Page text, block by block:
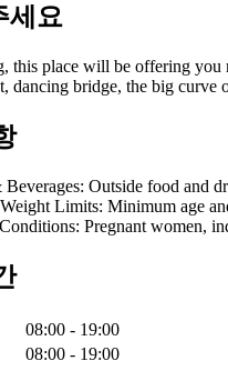
세요
this place will be offering
dancing bridge, the big curve
Outside food and
Limits: Minimum age
Pregnant women,
08:00 - 19:00
08:00 - 19:00